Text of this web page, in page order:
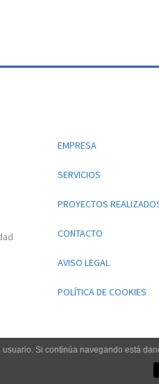
EMPRESA
SERVICIOS
PROYECTOS
CONTACTO
AVISO LEGAL
POLÍTICA DE COOKIES
Copyright 2018 ®
Si continúa navegando está